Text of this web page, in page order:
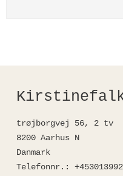
trøjborgvej 56, 2 tv
8200 Aarhus N
Danmark
Telefonnr. :